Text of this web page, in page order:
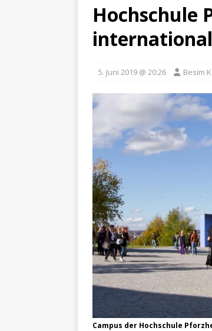
VERANSTALTUNGEN
[ Mittwoch, 5.
Hochschule
5. Juni 2019 @ 20:26 Besim
Campus der Hochschule